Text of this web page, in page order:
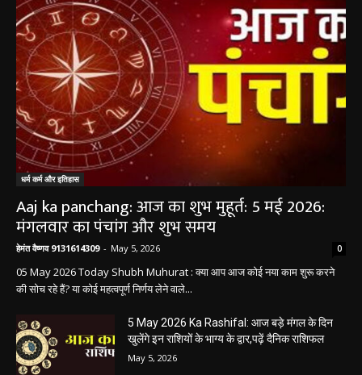
धर्म कर्म और इतिहास
Aaj ka panchang: आज का शुभ मुहूर्त: 5 मई 2026:
मंगलवार का पंचांग और शुभ समय
हेमंत वैष्णव 9131614309 - May 5, 2026 0
05 May 2026 Today Shubh Muhurat : क्या आप आज कोई नया काम शुरू करने
की सोच रहे हैं? या कोई महत्वपूर्ण निर्णय लेने वाले...
5 May 2026 Ka Rashifal: आज बड़े मंगल के दिन
खुलेंगे इन राशियों के भाग्य के द्वार,पढ़ें दैनिक राशिफल
May 5, 2026